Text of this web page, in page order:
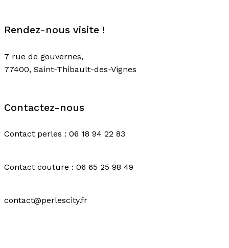
Rendez-nous visite !
7 rue de gouvernes,
77400, Saint-Thibault-des-Vignes
Contactez-nous
Contact perles : 06 18 94 22 83
Contact couture : 06 65 25 98 49
contact@perlescity.fr